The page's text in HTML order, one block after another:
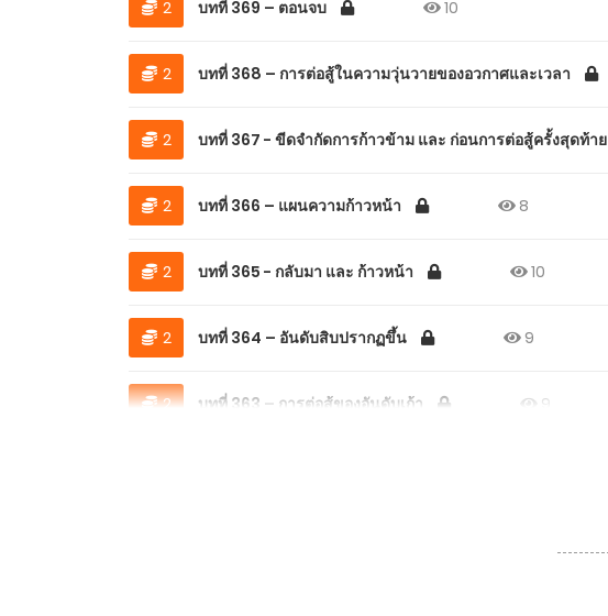
2 บทที่ 369 – ตอนจบ 10
2 บทที่ 368 – การต่อสู้ในความวุ่นวายของอวกาศและเวลา
2 บทที่ 367 - ขีดจำกัดการก้าวข้าม และ ก่อนการต่อสู้ครั้งสุดท้าย
2 บทที่ 366 – แผนความก้าวหน้า 8
2 บทที่ 365 - กลับมา และ ก้าวหน้า 10
2 บทที่ 364 – อันดับสิบปรากฏขึ้น 9
2 บทที่ 363 – การต่อสู้ของอันดับเก้า 9